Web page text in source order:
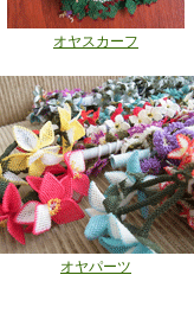
オヤスカーフ
オヤパーツ